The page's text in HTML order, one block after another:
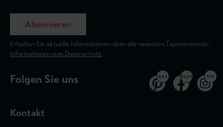
Abonnieren
Erhalten Sie aktuelle Informationen über die neuesten Tapetentrends.
Informationen zum Datenschutz.
Folgen Sie uns 4,9 k 32,5 k 3,1 k
Kontakt